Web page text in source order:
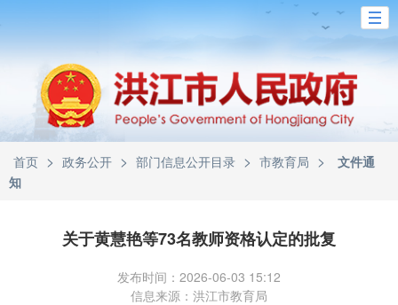
首页 > 政务公开 > 部门信息公开目录 > 市教育局 >
文件通
知
关于黄慧艳等73名教师资格认定的批复
发布时间：2026-06-03 15:12
信息来源：洪江市教育局